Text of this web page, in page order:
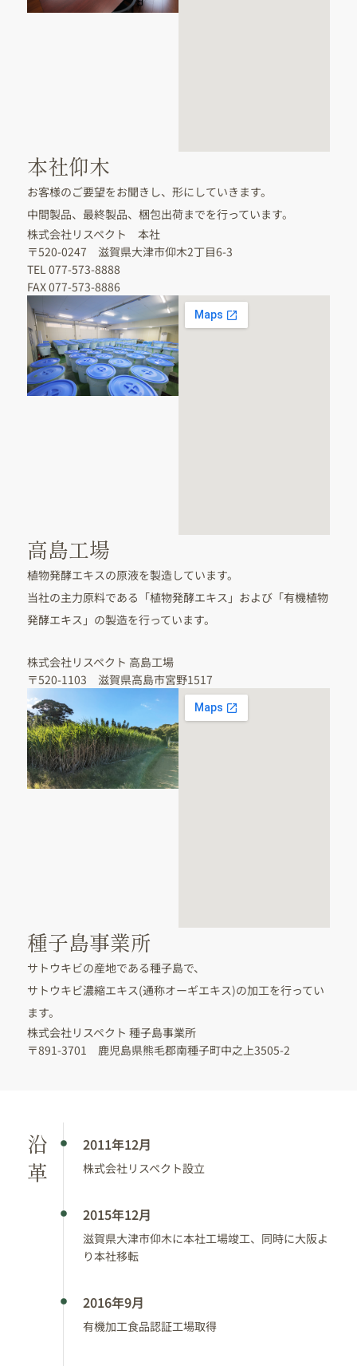
本社仰木
お客様のご要望をお聞きし、形にしていきます。
中間製品、最終製品、梱包出荷までを行っています。
株式会社リスペクト 本社
〒520-0247 滋賀県大津市仰木2丁目6-3
TEL 077-573-8888
FAX 077-573-8886
高島工場
植物発酵エキスの原液を製造しています。
当社の主力原料である「植物発酵エキス」および「有機植物
発酵エキス」の製造を行っています。
株式会社リスペクト 高島工場
〒520-1103 滋賀県高島市宮野1517
種子島事業所
サトウキビの産地である種子島で、
サトウキビ濃縮エキス(通称オーギエキス)の加工を行ってい
ます。
株式会社リスペクト 種子島事業所
〒891-3701 鹿児島県熊毛郡南種子町中之上3505-2
沿
革
2011年12月
株式会社リスペクト設立
2015年12月
滋賀県大津市仰木に本社工場竣工、同時に大阪よ
り本社移転
2016年9月
有機加工食品認証工場取得